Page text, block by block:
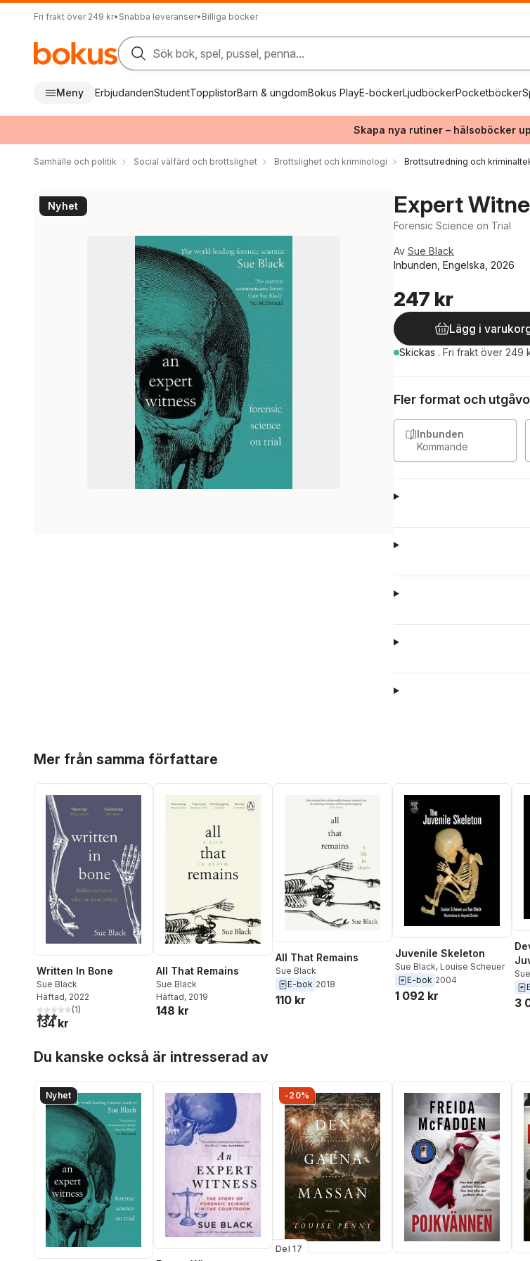
Fri frakt över 249 kr• Snabba leveranser• Billiga böcker
Sök bok, spel, pussel, penna...
Meny ErbjudandenStudentTopplistorBarn & ungdomBokus PlayE-böckerLjudböckerPocketböcker
Skapa nya rutiner – hälsoböcker
Samhälle och politik Social välfärd och brottslighet Brottslighet och kriminologi Brottsutredning och
Nyhet Expert
Forensic Science on Trial
Av Sue Black
Inbunden, Engelska, 2026
247 kr
Lägg i
Skickas . Fri frakt över 249
Fler format och
Inbunden
Kommande
Mer från samma författare
Written In Bone
Sue Black
Häftad, 2022
3,0utav 5 stjärnor. Totalt antal röster:
(1)
134 kr
All That Remains
Sue Black
Häftad, 2019
148 kr
All That Remains
Sue Black
E-bok 2018
110 kr
Juvenile Skeleton
Sue Black, Louise Scheuer
E-bok 2004
1 092 kr 3
Du kanske också är intresserad av
Nyhet -20%
Del 17